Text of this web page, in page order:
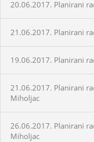
20.06.2017. Planirani
21.06.2017. Planirani
19.06.2017. Planirani
21.06.2017. Planirani
Miholjac
26.06.2017. Planirani
Miholjac